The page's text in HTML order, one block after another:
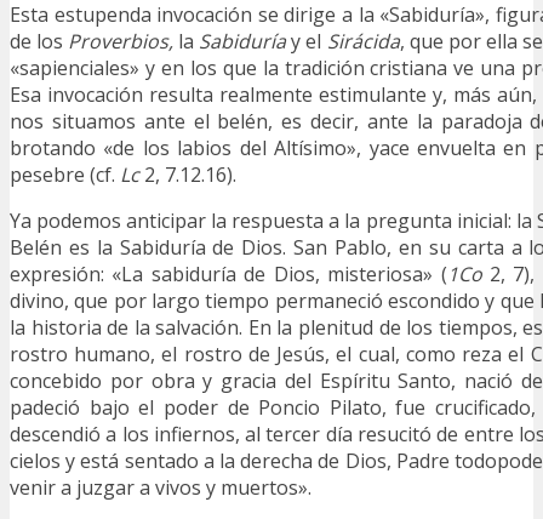
Esta estupenda invocación se dirige a la «Sabiduría»,
de los Proverbios, la Sabiduríay el Sirácida, que por ella
«sapienciales» y en los que la tradición cristiana ve una
Esa invocación resulta realmente estimulante y, más
nos situamos ante el belén, es decir, ante la paradoja
brotando «de los labios del Altísimo», yace envuelta en
pesebre (cf. Lc2, 7.12.16).
Ya podemos anticipar la respuesta a la pregunta inicial: la
Belén es la Sabiduría de Dios. San Pablo, en su carta a
expresión: «La sabiduría de Dios, misteriosa» ( 1Co2, 7),
divino, que por largo tiempo permaneció escondido y que
la historia de la salvación. En la plenitud de los tiempos,
rostro humano, el rostro de Jesús, el cual, como reza el
concebido por obra y gracia del Espíritu Santo, nació
padeció bajo el poder de Poncio Pilato, fue
descendió a los infiernos, al tercer día resucitó de entre
cielos y está sentado a la derecha de Dios, Padre
venir a juzgar a vivos y muertos».